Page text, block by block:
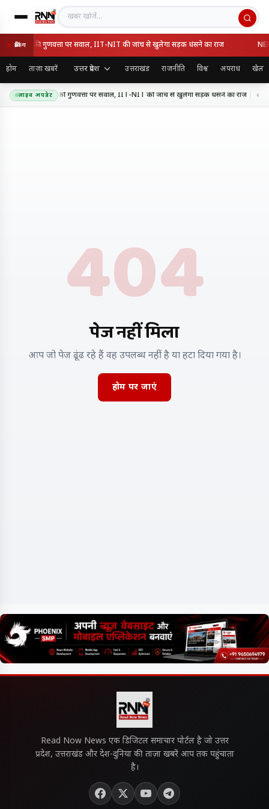
खबर खोजें
ब्रेकिंग की गुणवत्ता पर सवाल, IIT-NIT की जांच से खुलेगा सड़क धंसने का राज
होम ताज़ा खबरें उत्तर प्रदेश उत्तराखंड राजनीति विश्व अपराध खेल
लाइव अपडेट
एक्सप्रेसवे की गुणवत्ता पर सवाल, IIT-NIT की जांच से खुलेगा सड़क धंसने का राज
404
पेज नहीं मिला
आप जो पेज ढूंढ रहे हैं वह उपलब्ध नहीं है या हटा दिया गया है।
होम पर जाएं
Read Now News एक डिजिटल समाचार पोर्टल है जो उत्तर
प्रदेश, उत्तराखंड और देश-दुनिया की ताज़ा खबरें आप तक पहुंचाता
है।